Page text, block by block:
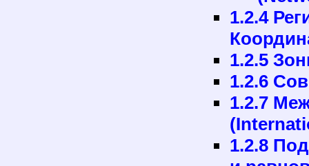
1.2.4
1.2.5
1.2.6
1.2.7
1.2.8